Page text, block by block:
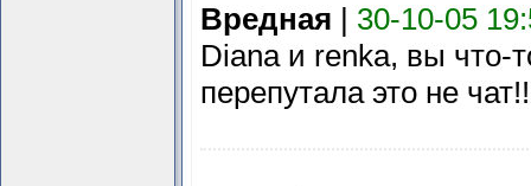
Вредная | 30-10-05
Diana и renka, вы что-
перепутала это не